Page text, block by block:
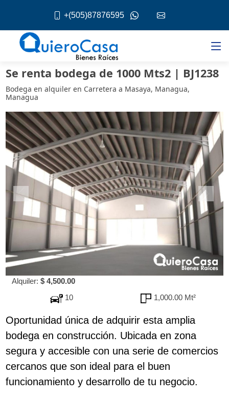
+(505)87876595
Se renta bodega de 1000 Mts2 | BJ1238
Bodega en alquiler en Carretera a Masaya, Managua,
Managua
Alquiler: $ 4,500.00
10
1,000.00 Mt²
Oportunidad única de adquirir esta amplia
bodega en construcción. Ubicada en zona
segura y accesible con una serie de comercios
cercanos que son ideal para el buen
funcionamiento y desarrollo de tu negocio.